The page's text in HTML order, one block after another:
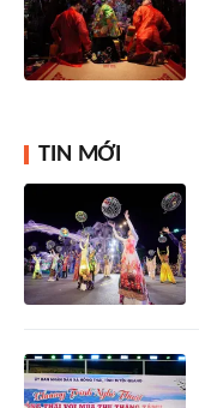
TIN MỚI